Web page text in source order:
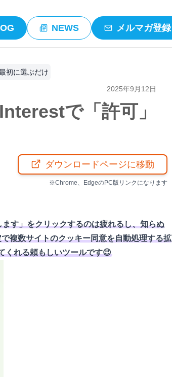
NEWS メルマガ登録
初に選ぶだけ
2025年9月12日
で「許可」
ダウンロードページに移動
※Chrome、EdgeのPC版リンクになります
す」をクリックするのは疲れるし、知らぬ
複数サイトのクッキー同意を自動処理する拡
れる頼もしいツールです😉